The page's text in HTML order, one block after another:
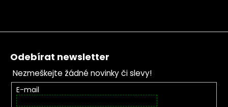
Zápatí
Odebírat newsletter
Nezmeškejte žádné novinky či slevy!
E-mail